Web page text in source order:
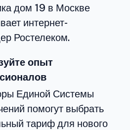
дом 19 в Москве
интернет-
Ростелеком.
опыт
Единой Системы
помогут выбрать
тариф для нового